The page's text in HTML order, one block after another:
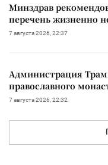
Минздрав
перечень жизненно
7 августа 2026, 22:37
Администрация
православного
7 августа 2026, 22:32